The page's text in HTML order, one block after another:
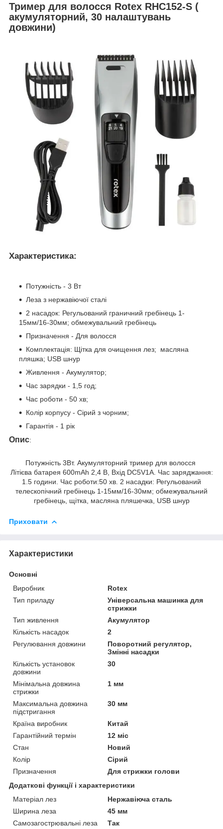
Тример для волосся Rotex RHC152-S (
акумуляторний, 30 налаштувань
довжини)
Характеристика:
Потужність - 3 Вт
Леза з нержавіючої сталі
2 насадок: Регульований граничний гребінець 1-
15мм/16-30мм; обмежувальний гребінець
Призначення - Для волосся
Комплектація: Щітка для очищення лез; масляна
пляшка; USB шнур
Живлення - Акумулятор;
Час зарядки - 1,5 год;
Час роботи - 50 хв;
Колір корпусу - Сірий з чорним;
Гарантія - 1 рік
Опис:
Потужність 3Вт. Акумуляторний тример для волосся
Літієва батарея 600mAh 2,4 В, Вхід DC5V1A. Час заряджання:
1.5 години. Час роботи:50 хв. 2 насадки: Регульований
телескопічний гребінець 1-15мм/16-30мм; обмежувальний
гребінець, щітка, масляна пляшечка, USB шнур
Приховати
Характеристики
Основні
Виробник
Rotex
Тип приладу
Універсальна машинка для
стрижки
Тип живлення
Акумулятор
Кількість насадок
2
Регулювання довжини
Поворотний регулятор,
Змінні насадки
Кількість установок
довжини
30
Мінімальна довжина
стрижки
1 мм
Максимальна довжина
підстригання
30 мм
Країна виробник
Китай
Гарантійний термін
12 міс
Стан
Новий
Колір
Сірий
Призначення
Для стрижки голови
Додаткові функції і характеристики
Матеріал лез
Нержавіюча сталь
Ширина леза
45 мм
Самозагострювальні леза
Так